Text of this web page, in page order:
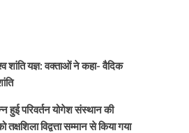
शांति यज्ञ: वक्ताओं ने कहा- वैदिक
हुई परिवर्तन योगेश संस्थान की
विद्वत्ता सम्मान से किया गया